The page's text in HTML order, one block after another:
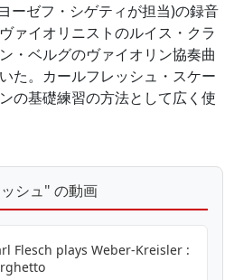
ーゼフ・シゲティが担当)の録音
ァイオリニストのルイス・クラ
・ベルグのヴァイオリン協奏曲
た。カールフレッシュ・スケー
の基礎練習の方法として広く使
シュ" の動画
Flesch plays Weber-Kreisler :